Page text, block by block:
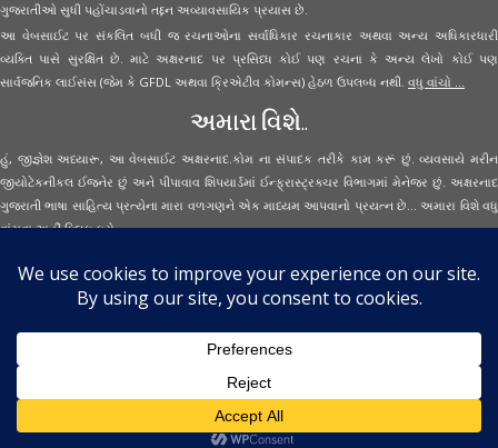
ગુજરાતીઓ સુધી પહોંચાડવાનો તદ્દન અવ્યાવસાયિક પ્રયાસ છે.
આ વેબસાઈટ પર સંકલિત બધી જ રચનાઓના સર્વાધિકાર રચનાકાર અથવા અન્ય અધિકારધારી
વ્યક્તિ પાસે સુરક્ષિત છે. માટે અક્ષરનાદ પર પ્રસિધ્ધ કોઈ પણ રચના કે અન્ય લેખો કોઈ પણ
સાર્વજનિક લાઈસંસ (જેમ કે GFDL અથવા ક્રિએટીવ કોમન્સ) હેઠળ ઉપલબ્ધ નથી. વધુ વાંચો ...
અમારા વિશે..
હું, જીજ્ઞેશ અધ્યારૂ, આ વેબસાઈટ અક્ષરનાદ.કોમ ના સંપાદક તરીકે કામ કરૂં છું. વ્યવસાયે મરીન
જીયોટેકનીકલ ઈજનેર છું અને પીપાવાવ શિપયાર્ડમાં ઈન્ફ્રાસ્ટ્રક્ચર વિભાગમાં મેનેજર છું. અક્ષરનાદ
ગુજરાતી ભાષા સાહિત્ય પ્રત્યેના મારા વળગણને એક માધ્યમ આપવાનો પ્રયત્ન છે... અમારા વિશે વધુ
વાંચવાઅહીં ક્લિક કરો...
Secured Site Assurance
Aksharnaad.com
By Jignesh Adhyaru ·
· All Rights Reserved ·